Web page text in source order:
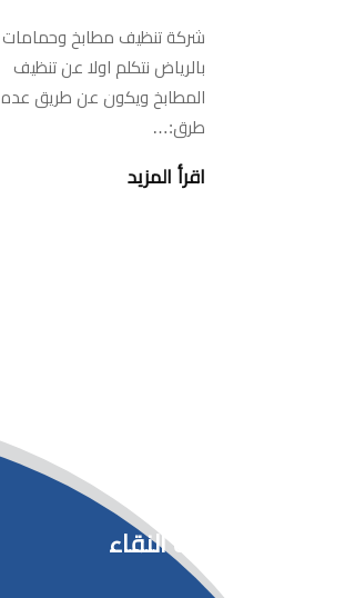
شركة تنظيف مطابخ وحمامات
بالرياض نتكلم اولا عن تنظيف
المطابخ ويكون عن طريق عده
طرق:…
اقرأ المزيد
شركة النقاء